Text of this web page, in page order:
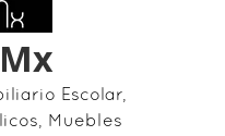
Escolar,
Muebles